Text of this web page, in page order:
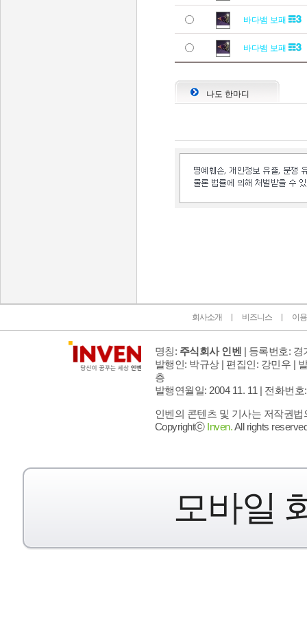
바다뱀 보패
바다뱀 보패
나도 한마디
회사소개 비즈니스 이
명칭: 주식회사 인벤 | 등록번호: 경
발행인: 박규상 | 편집인: 강민우 |
층
발행연월일: 2004 11. 11 | 전화번호
인벤의 콘텐츠 및 기사는 저작권
Copyrightⓒ Inven.All rights
모바일